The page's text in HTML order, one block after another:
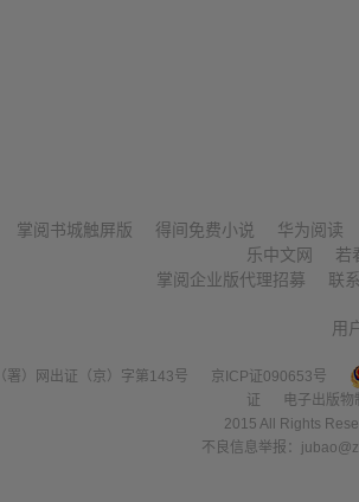
掌阅书城触屏版 得间免费小说
华为阅读
乐中文网
若
掌阅企业版代理招募
联
用
（署）网出证（京）字第143号
京ICP证090653号
证
电子出版
2015 All Rights
不良信息举报：